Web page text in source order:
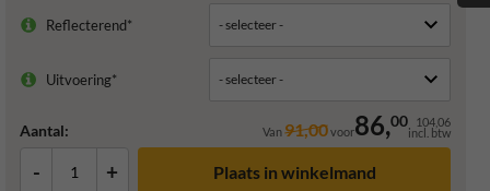
Reflecterend*
Uitvoering*
Aantal: Van91,00voor86,00 104,06
incl. btw
- + Plaats in winkelmand